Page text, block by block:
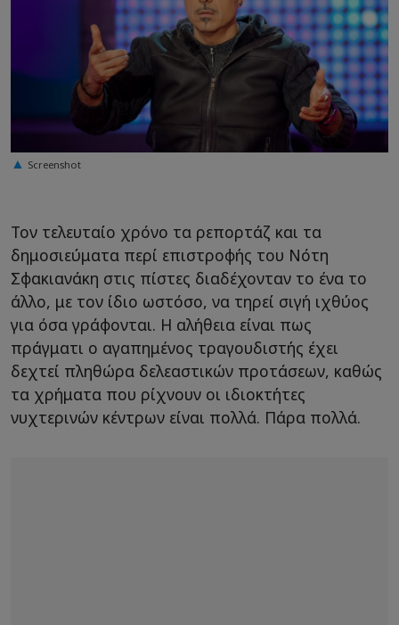
Screenshot
Τον τελευταίο χρόνο τα ρεπορτάζ και τα
δημοσιεύματα περί επιστροφής του Νότη
Σφακιανάκη στις πίστες διαδέχονταν το ένα το
άλλο, με τον ίδιο ωστόσο, να τηρεί σιγή ιχθύος
για όσα γράφονται. Η αλήθεια είναι πως
πράγματι ο αγαπημένος τραγουδιστής έχει
δεχτεί πληθώρα δελεαστικών προτάσεων, καθώς
τα χρήματα που ρίχνουν οι ιδιοκτήτες
νυχτερινών κέντρων είναι πολλά. Πάρα πολλά.